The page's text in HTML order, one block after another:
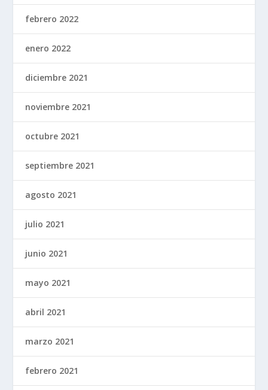
febrero 2022
enero 2022
diciembre 2021
noviembre 2021
octubre 2021
septiembre 2021
agosto 2021
julio 2021
junio 2021
mayo 2021
abril 2021
marzo 2021
febrero 2021